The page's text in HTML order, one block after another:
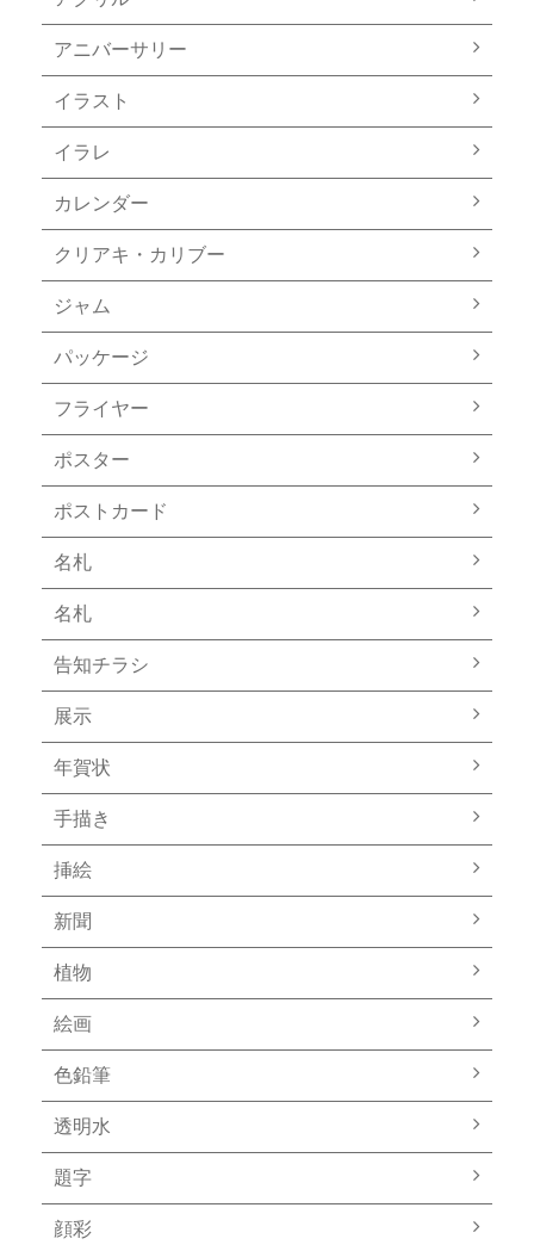
アニバーサリー
イラスト
イラレ
カレンダー
クリアキ・カリブー
ジャム
パッケージ
フライヤー
ポスター
ポストカード
名札
名札
告知チラシ
展示
年賀状
手描き
挿絵
新聞
植物
絵画
色鉛筆
透明水
題字
顔彩